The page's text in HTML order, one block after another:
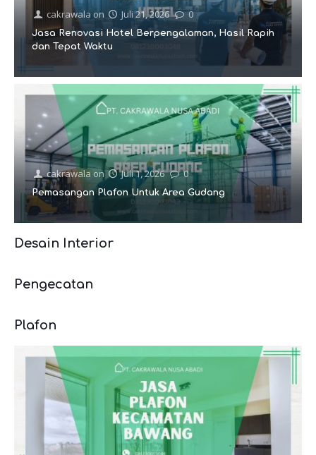
cakrawalaon Juli 21, 2026 0
Jasa Renovasi Hotel Berpengalaman, Hasil Rapih
dan Tepat Waktu
cakrawala on Juli 1, 2026 0
Pemasangan Plafon Untuk Area Gudang
Desain Interior
Pengecatan
Plafon